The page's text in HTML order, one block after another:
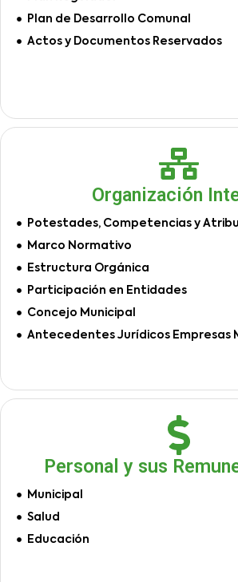
Plan de Desarrollo Comunal
Actos y Documentos Reservados
Organización
Potestades, Competencias y
Marco Normativo
Estructura Orgánica
Participación en Entidades
Concejo Municipal
Antecedentes Jurídicos Empresas
Personal y sus
Municipal
Salud
Educación